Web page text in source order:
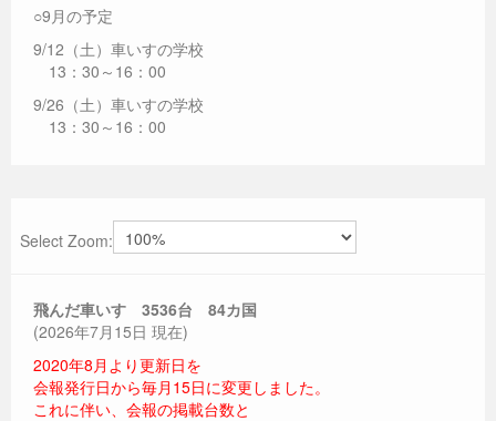
○9月の予定
9/12（土）車いすの学校
13：30～16：00
9/26（土）車いすの学校
13：30～16：00
Select Zoom:
飛んだ車いす 3536台 84カ国
(2026年7月15日 現在)
2020年8月より更新日を
会報発行日から毎月15日に変更しました。
これに伴い、会報の掲載台数と